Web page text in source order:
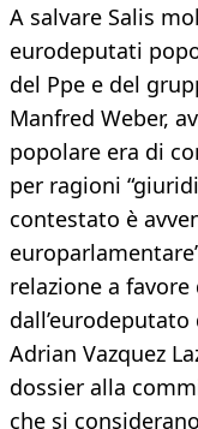
A salvare Salis
eurodeputati
del Ppe e del
Manfred Weber,
popolare era di
per ragioni
contestato è
relazione a
Adrian Vazquez
dossier alla
che si